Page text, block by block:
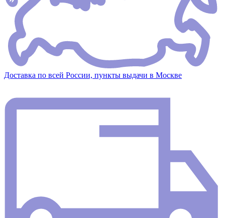
Доставка по всей России, пункты выдачи в Москве